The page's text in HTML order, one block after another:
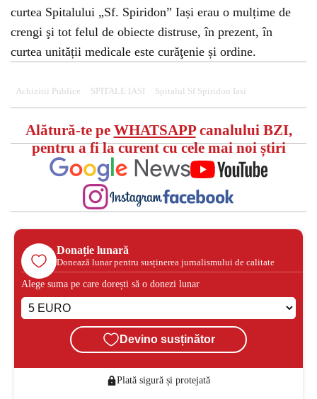
curtea Spitalului „Sf. Spiridon” Iași erau o mulțime de
crengi şi tot felul de obiecte distruse, în prezent, în
curtea unității medicale este curăţenie și ordine.
Achizitii Publice SPITALE IASI Spitalul Sf Spiridon Iasi
Alătură-te pe WHATSAPPcanalului BZI,
pentru a fi la curent cu cele mai noi știri
Donație lunară
Donează lunar pentru susținerea jurnalismului de calitate
Alege suma pe care dorești să o donezi lunar
Devino susținător
Plată sigură și protejată